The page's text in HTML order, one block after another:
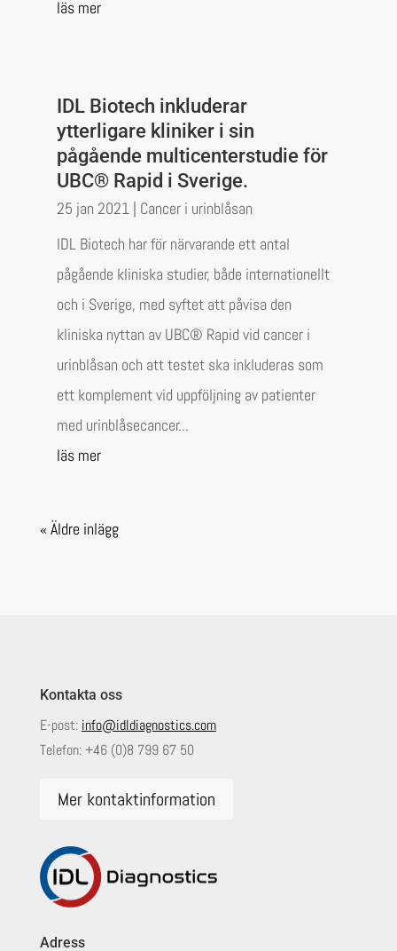
läs mer
IDL Biotech inkluderar
ytterligare kliniker i sin
pågående multicenterstudie för
UBC® Rapid i Sverige.
25 jan 2021 | Cancer i urinblåsan
IDL Biotech har för närvarande ett antal
pågående kliniska studier, både internationellt
och i Sverige, med syftet att påvisa den
kliniska nyttan av UBC® Rapid vid cancer i
urinblåsan och att testet ska inkluderas som
ett komplement vid uppföljning av patienter
med urinblåsecancer...
läs mer
« Äldre inlägg
Kontakta oss
E-post: info@idldiagnostics.com
Telefon:+46 (0)8 799 67 50
Mer kontaktinformation
Adress